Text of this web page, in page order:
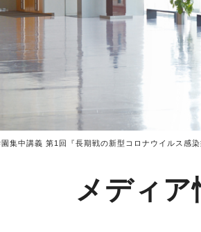
集中講義 第1回『長期戦の新型コロナウイルス感染
メディア